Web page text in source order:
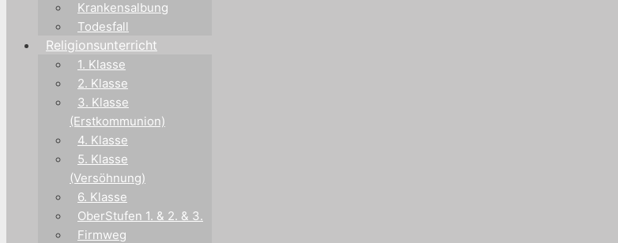
Krankensalbung
Todesfall
Religionsunterricht
1. Klasse
2. Klasse
3. Klasse
(Erstkommunion)
4. Klasse
5. Klasse
(Versöhnung)
6. Klasse
OberStufen 1. & 2. & 3.
Firmweg